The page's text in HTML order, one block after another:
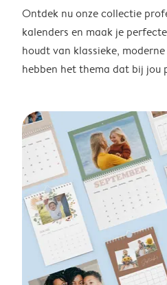
Ontdek nu onze collectie
kalenders en maak je
houdt van klassieke,
hebben het thema dat bij jou